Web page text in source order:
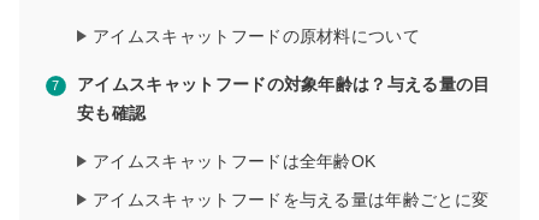
アイムスキャットフードの原材料について
アイムスキャットフードの対象年齢は？与える量の目
安も確認
アイムスキャットフードは全年齢OK
アイムスキャットフードを与える量は年齢ごとに変